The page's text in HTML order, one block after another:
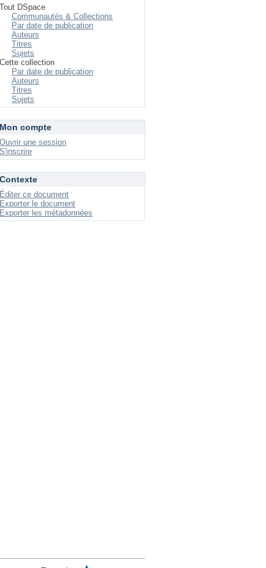
Tout DSpace
Communautés & Collections
Par date de publication
Auteurs
Titres
Sujets
Cette collection
Par date de publication
Auteurs
Titres
Sujets
Mon compte
Ouvrir une session
S'inscrire
Contexte
Éditer ce document
Exporter le document
Exporter les métadonnées